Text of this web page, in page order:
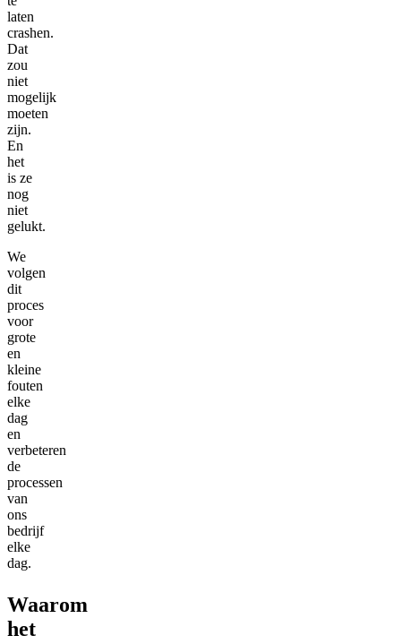
laten
crashen.
Dat
zou
niet
mogelijk
moeten
zijn.
En
het
is ze
nog
niet
gelukt.
We
volgen
dit
proces
voor
grote
en
kleine
fouten
elke
dag
en
verbeteren
de
processen
van
ons
bedrijf
elke
dag.
Waarom
het